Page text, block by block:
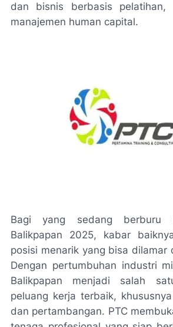
dan bisnis berbasis pelatihan,
manajemen human capital.
Bagi yang sedang berburu
Balikpapan 2025, kabar
posisi menarik yang bisa dilamar
Dengan pertumbuhan industri
Balikpapan menjadi salah
peluang kerja terbaik,
dan pertambangan. PTC